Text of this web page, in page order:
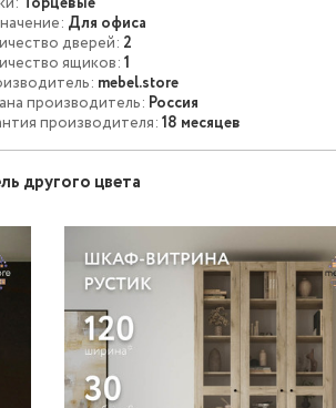
Для офиса
дверей: 2
ящиков: 1
mebel.store
производитель: Россия
производителя: 18 месяцев
другого цвета